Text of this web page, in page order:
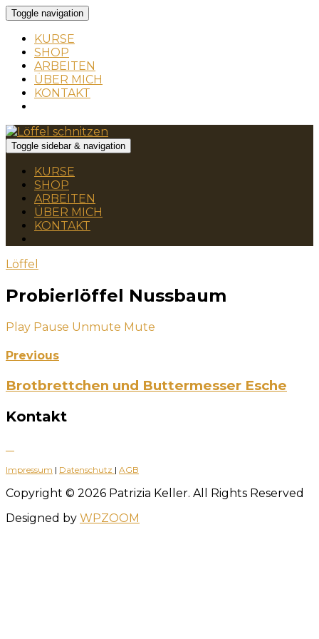
Toggle navigation
KURSE
SHOP
ARBEITEN
ÜBER MICH
KONTAKT
Toggle sidebar & navigation
KURSE
SHOP
ARBEITEN
ÜBER MICH
KONTAKT
Löffel
Probierlöffel Nussbaum
Play Pause Unmute Mute
Previous
Brotbrettchen und Buttermesser Esche
Kontakt
Impressum | Datenschutz | AGB
Copyright © 2026 Patrizia Keller. All Rights Reserved
Designed by WPZOOM